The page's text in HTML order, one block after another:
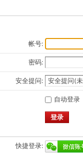
帐号:
密码:
安全提问:
自动登录
登录
快捷登录: